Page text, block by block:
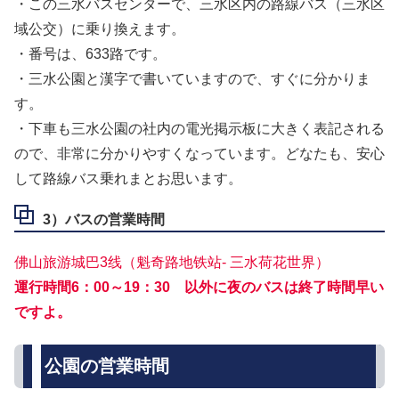
・この三水バスセンターで、三水区内の路線バス（三水区
域公交）に乗り換えます。
・番号は、633路です。
・三水公園と漢字で書いていますので、すぐに分かりま
す。
・下車も三水公園の社内の電光掲示板に大きく表記される
ので、非常に分かりやすくなっています。どなたも、安心
して路線バス乗れまとお思います。
3）バスの営業時間
佛山旅游城巴3线（魁奇路地铁站- 三水荷花世界）
運行時間6：00～19：30 以外に夜のバスは終了時間早い
ですよ。
公園の営業時間